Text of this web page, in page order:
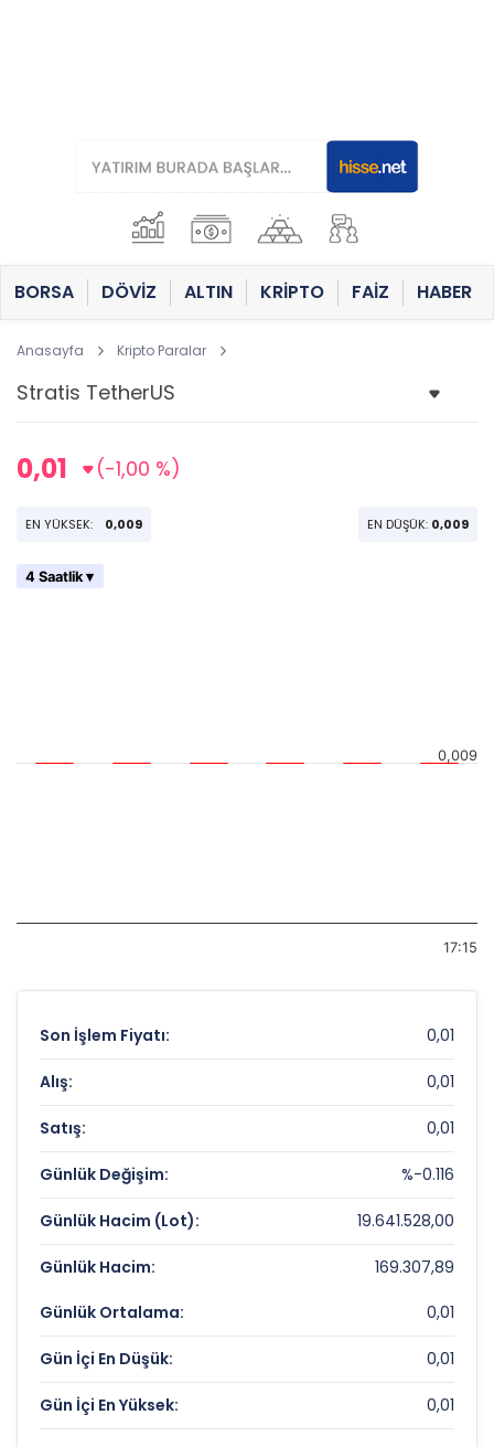
BORSA DÖVİZ ALTIN KRİPTO FAİZ HABER
Anasayfa Kripto Paralar
0,01 (-1,00 %)
EN YÜKSEK: 0,009 EN DÜŞÜK: 0,009
4 Saatlik ▾
17:15
0,009
Son İşlem Fiyatı: 0,01
Alış: 0,01
Satış: 0,01
Günlük Değişim: %-0.116
Günlük Hacim (Lot): 19.641.528,00
Günlük Hacim: 169.307,89
Günlük Ortalama: 0,01
Gün İçi En Düşük: 0,01
Gün İçi En Yüksek: 0,01